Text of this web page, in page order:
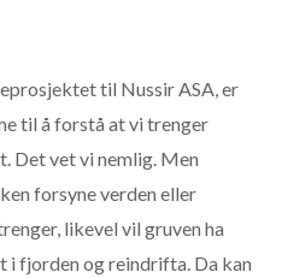
til Nussir ASA, er
til å forstå at vi trenger
Det vet vi nemlig. Men
forsyne verden eller
likevel vil gruven ha
i fjorden og reindrifta. Da kan